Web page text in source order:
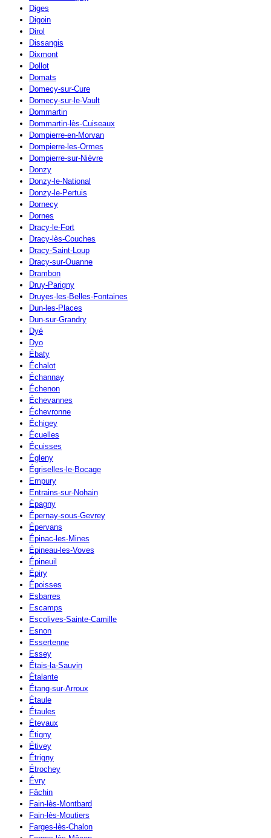
Diges
Digoin
Dirol
Dissangis
Dixmont
Dollot
Domats
Domecy-sur-Cure
Domecy-sur-le-Vault
Dommartin
Dommartin-lès-Cuiseaux
Dompierre-en-Morvan
Dompierre-les-Ormes
Dompierre-sur-Nièvre
Donzy
Donzy-le-National
Donzy-le-Pertuis
Dornecy
Dornes
Dracy-le-Fort
Dracy-lès-Couches
Dracy-Saint-Loup
Dracy-sur-Ouanne
Drambon
Druy-Parigny
Druyes-les-Belles-Fontaines
Dun-les-Places
Dun-sur-Grandry
Dyé
Dyo
Ébaty
Échalot
Échannay
Échenon
Échevannes
Échevronne
Échigey
Écuelles
Écuisses
Égleny
Égriselles-le-Bocage
Empury
Entrains-sur-Nohain
Épagny
Épernay-sous-Gevrey
Épervans
Épinac-les-Mines
Épineau-les-Voves
Épineuil
Épiry
Époisses
Esbarres
Escamps
Escolives-Sainte-Camille
Esnon
Essertenne
Essey
Étais-la-Sauvin
Étalante
Étang-sur-Arroux
Étaule
Étaules
Étevaux
Étigny
Étivey
Étrigny
Étrochey
Évry
Fâchin
Fain-lès-Montbard
Fain-lès-Moutiers
Farges-lès-Chalon